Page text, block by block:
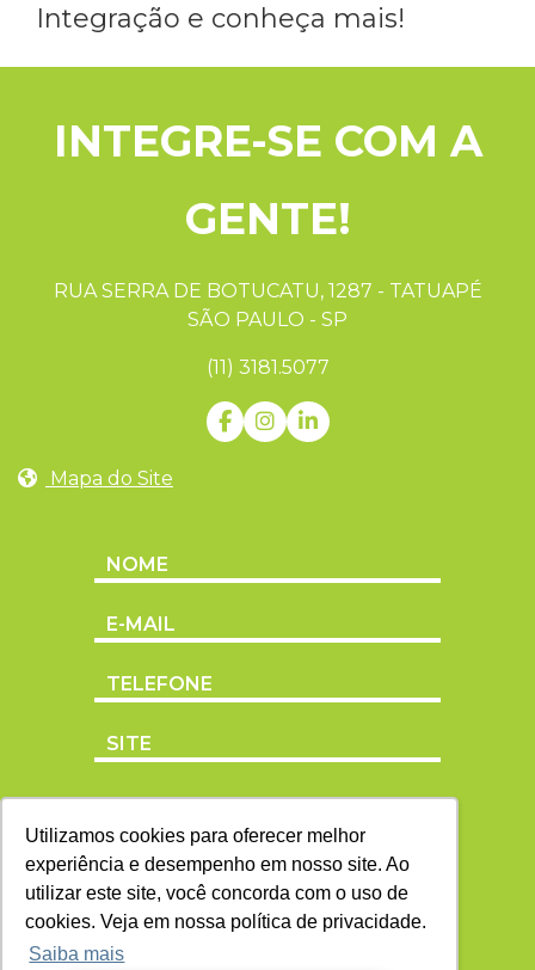
Utilizamos cookies para oferecer melhor
experiência e desempenho em nosso site. Ao
utilizar este site, você concorda com o uso de
cookies. Veja em nossa política de privacidade.
Saiba mais
Integração e conheça mais!
INTEGRE-SE COM A
GENTE!
RUA SERRA DE BOTUCATU, 1287 - TATUAPÉ
SÃO PAULO - SP
(11) 3181.5077
Mapa do Site